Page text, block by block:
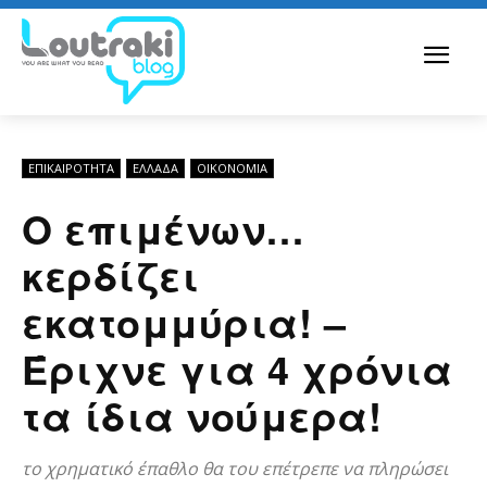
ΕΠΙΚΑΙΡΟΤΗΤΑ ΕΛΛΆΔΑ ΟΙΚΟΝΟΜΊΑ
Ο επιμένων…
κερδίζει
εκατομμύρια! –
Έριχνε για 4 χρόνια
τα ίδια νούμερα!
το χρηματικό έπαθλο θα του επέτρεπε να πληρώσει